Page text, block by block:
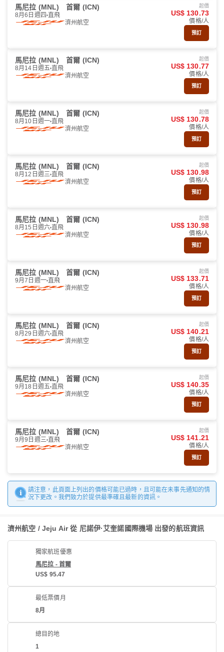
馬尼拉 (MNL) 首爾 (ICN)
8月6日週四 直飛
濟州航空
起價
US$ 130.73
價格/人
預訂
馬尼拉 (MNL) 首爾 (ICN)
8月14日週五 直飛
濟州航空
起價
US$ 130.77
價格/人
預訂
馬尼拉 (MNL) 首爾 (ICN)
8月10日週一 直飛
濟州航空
起價
US$ 130.78
價格/人
預訂
馬尼拉 (MNL) 首爾 (ICN)
8月12日週三 直飛
濟州航空
起價
US$ 130.98
價格/人
預訂
馬尼拉 (MNL) 首爾 (ICN)
8月15日週六 直飛
濟州航空
起價
US$ 130.98
價格/人
預訂
馬尼拉 (MNL) 首爾 (ICN)
9月7日週一 直飛
濟州航空
起價
US$ 133.71
價格/人
預訂
馬尼拉 (MNL) 首爾 (ICN)
8月29日週六 直飛
濟州航空
起價
US$ 140.21
價格/人
預訂
馬尼拉 (MNL) 首爾 (ICN)
9月18日週五 直飛
濟州航空
起價
US$ 140.35
價格/人
預訂
馬尼拉 (MNL) 首爾 (ICN)
9月9日週三 直飛
濟州航空
起價
US$ 141.21
價格/人
預訂
請注意，此頁面上列出的價格可能已過時，且可能在未事先通知的情
況下更改。我們致力於提供最準確且最新的資訊。
濟州航空 / Jeju Air 從 尼諾伊·艾奎諾國際機場 出發的航班資訊
獨家航班優惠
馬尼拉 - 首爾
US$ 95.47
最低票價月
8月
總目的地
1